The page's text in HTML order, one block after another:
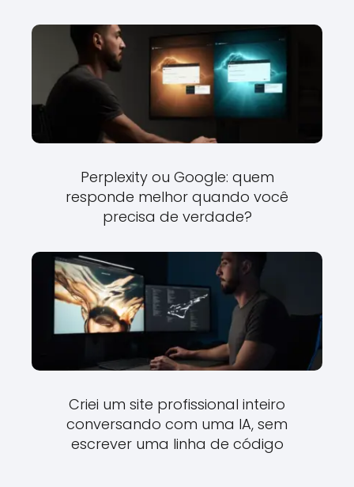
Perplexity ou Google: quem
responde melhor quando você
precisa de verdade?
Criei um site profissional inteiro
conversando com uma IA, sem
escrever uma linha de código